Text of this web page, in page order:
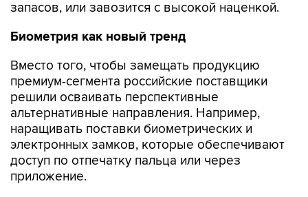
запасов, или завозится с высокой наценкой.
Биометрия как новый тренд
Вместо того, чтобы замещать продукцию
премиум-сегмента российские поставщики
решили осваивать перспективные
альтернативные направления. Например,
наращивать поставки биометрических и
электронных замков, которые обеспечивают
доступ по отпечатку пальца или через
приложение.